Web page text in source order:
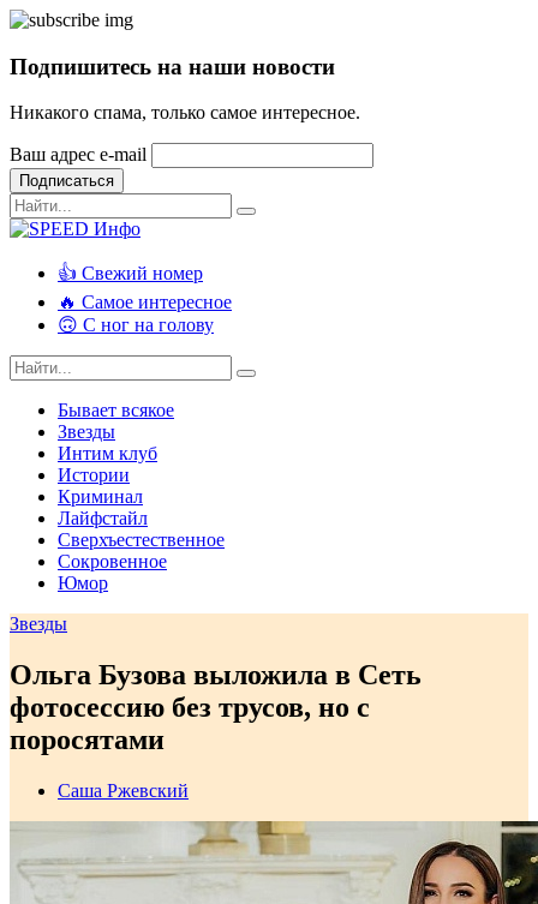
Подпишитесь на наши новости
Никакого спама, только самое интересное.
Ваш адрес e-mail
Подписаться
👍 Свежий номер
🔥 Самое интересное
🙃 С ног на голову
Бывает всякое
Звезды
Интим клуб
Истории
Криминал
Лайфстайл
Сверхъестественное
Сокровенное
Юмор
Звезды
Ольга Бузова выложила в Сеть
фотосессию без трусов, но с
поросятами
Саша Ржевский